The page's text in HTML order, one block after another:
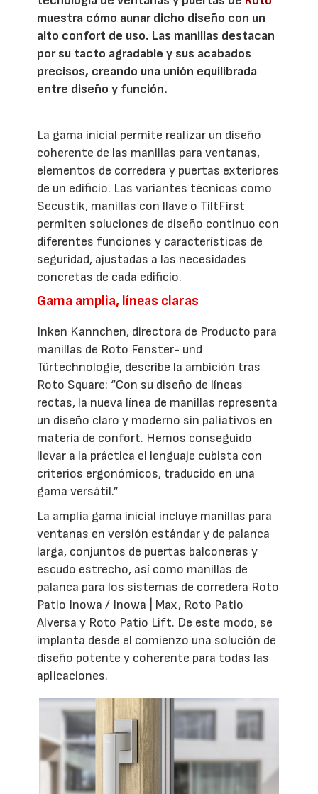
muestra cómo aunar dicho diseño con un
alto confort de uso. Las manillas destacan
por su tacto agradable y sus acabados
precisos, creando una unión equilibrada
entre diseño y función.
La gama inicial permite realizar un diseño
coherente de las manillas para ventanas,
elementos de corredera y puertas exteriores
de un edificio. Las variantes técnicas como
Secustik, manillas con llave o TiltFirst
permiten soluciones de diseño continuo con
diferentes funciones y características de
seguridad, ajustadas a las necesidades
concretas de cada edificio.
Gama amplia, líneas claras
Inken Kannchen, directora de Producto para
manillas de Roto Fenster- und
Türtechnologie, describe la ambición tras
Roto Square: “Con su diseño de líneas
rectas, la nueva línea de manillas representa
un diseño claro y moderno sin paliativos en
materia de confort. Hemos conseguido
llevar a la práctica el lenguaje cubista con
criterios ergonómicos, traducido en una
gama versátil.”
La amplia gama inicial incluye manillas para
ventanas en versión estándar y de palanca
larga, conjuntos de puertas balconeras y
escudo estrecho, así como manillas de
palanca para los sistemas de corredera Roto
Patio Inowa / Inowa | Max, Roto Patio
Alversa y Roto Patio Lift. De este modo, se
implanta desde el comienzo una solución de
diseño potente y coherente para todas las
aplicaciones.